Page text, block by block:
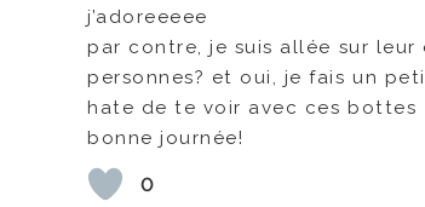
j’adoreeeee
par contre, je suis allée sur
personnes? et oui, je fais un
hate de te voir avec ces bottes
bonne journée!
0